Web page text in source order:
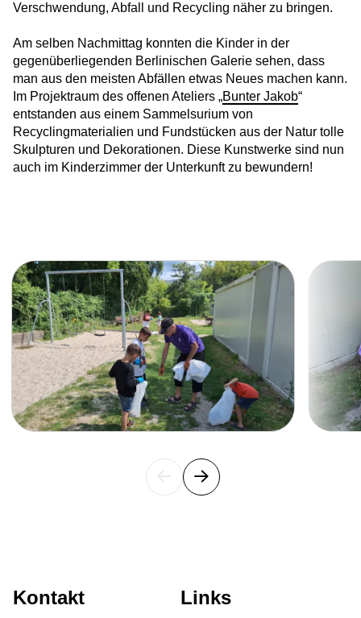
Neu in Berlin-Zehlendorf: HERO übernimmt
Mehr als Betreuung: Pädagogische
Förderung für Kinder in der Notunterkunft
HERO wächst weiter: Neuer Einsatz in
Niedersachsen
Halloween in den HERO-Unterkünften
Wege in ein selbstbestimmtes Leben
HERO-Führungstreffen 2025
Stimmen der Stärke – Geschichten von Mut
und Menschlichkeit
Von der Unterkunft ins Universum –
Zauberhafte Physik
Gemeinsam Zukunft gestalten: HERO bei
Verschwendung, Abfall und Recycling näher zu bringen.
Am selben Nachmittag konnten die Kinder in der
gegenüberliegenden Berlinischen Galerie sehen, dass
man aus den meisten Abfällen etwas Neues machen kann.
Im Projektraum des offenen Ateliers „Bunter Jakob“
entstanden aus einem Sammelsurium von
Recyclingmaterialien und Fundstücken aus der Natur tolle
Skulpturen und Dekorationen. Diese Kunstwerke sind nun
auch im Kinderzimmer der Unterkunft zu bewundern!
Slide 1 of 4
Kontakt Links